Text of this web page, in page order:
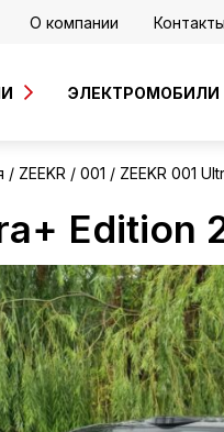
О компании Контакты
ЭЛЕКТРОМОБИЛИ
ZEEKR 001 ZEEKR 001
Edition